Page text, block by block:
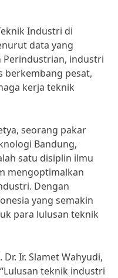
Industri di
data yang
Perindustrian, industri
berkembang pesat,
kerja teknik
seorang pakar
Bandung,
satu disiplin ilmu
mengoptimalkan
Dengan
yang semakin
para lulusan teknik
Ir. Slamet Wahyudi,
teknik industri